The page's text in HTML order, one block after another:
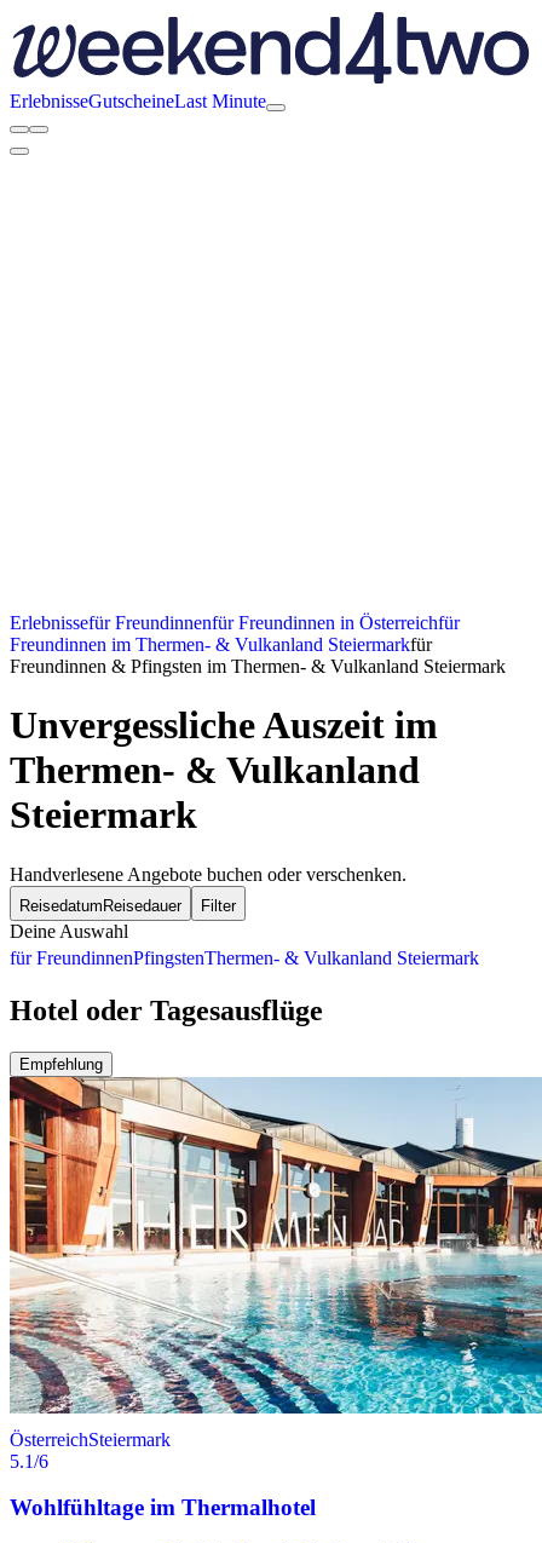
ErlebnisseGutscheineLast Minute
Erlebnissefür Freundinnenfür Freundinnen in Österreichfür
Freundinnen im Thermen- & Vulkanland Steiermarkfür
Freundinnen & Pfingsten im Thermen- & Vulkanland Steiermark
Unvergessliche Auszeit im
Thermen- & Vulkanland
Steiermark
Handverlesene Angebote buchen oder verschenken.
Reisedatum Reisedauer Filter
Deine Auswahl
für FreundinnenPfingstenThermen- & Vulkanland Steiermark
Hotel oder Tagesausflüge
Empfehlung
ÖsterreichSteiermark
5.1/6
Wohlfühltage im Thermalhotel